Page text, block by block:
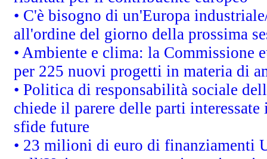
• C'è bisogno di un'Europa
all'ordine del giorno della prossima
• Ambiente e clima: la Commissione
per 225 nuovi progetti in materia di
• Politica di responsabilità sociale
chiede il parere delle parti
sfide future
• 23 milioni di euro di finanziamenti